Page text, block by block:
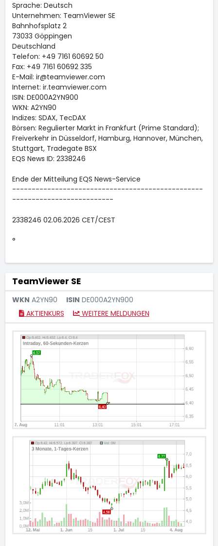
Sprache: Deutsch
Unternehmen: TeamViewer SE
Bahnhofsplatz 2
73033 Göppingen
Deutschland
Telefon: +49 7161 60692 50
Fax: +49 7161 60692 335
E-Mail: ir@teamviewer.com
Internet: ir.teamviewer.com
ISIN: DE000A2YN900
WKN: A2YN90
Indizes: SDAX, TecDAX
Börsen: Regulierter Markt in Frankfurt (Prime Standard);
Freiverkehr in Düsseldorf, Hamburg, Hannover, München,
Stuttgart, Tradegate BSX
EQS News ID: 2338246
Ende der Mitteilung EQS News-Service
-------------------------------------------------
--------------------------
2338246 02.06.2026 CET/CEST
°
TeamViewer SE
WKN A2YN90 ISIN DE000A2YN900
AKTIENKURS
WEITERE MELDUNGEN